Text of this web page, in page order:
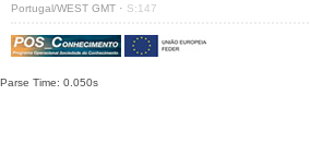
Portugal/WEST GMT · S:147
Parse Time: 0.050s